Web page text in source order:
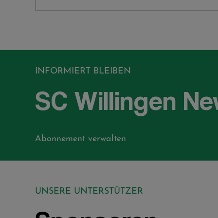
INFORMIERT BLEIBEN
SC Willingen
Abonnement verwalten
UNSERE UNTERSTÜTZER